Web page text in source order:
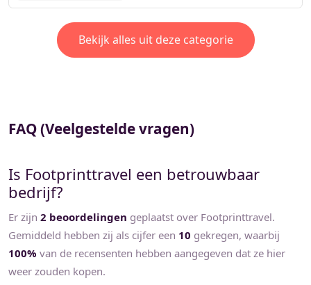
Bekijk alles uit deze categorie
FAQ (Veelgestelde vragen)
Is Footprinttravel een betrouwbaar
bedrijf?
Er zijn 2 beoordelingen geplaatst over Footprinttravel.
Gemiddeld hebben zij als cijfer een 10 gekregen, waarbij
100% van de recensenten hebben aangegeven dat ze hier
weer zouden kopen.